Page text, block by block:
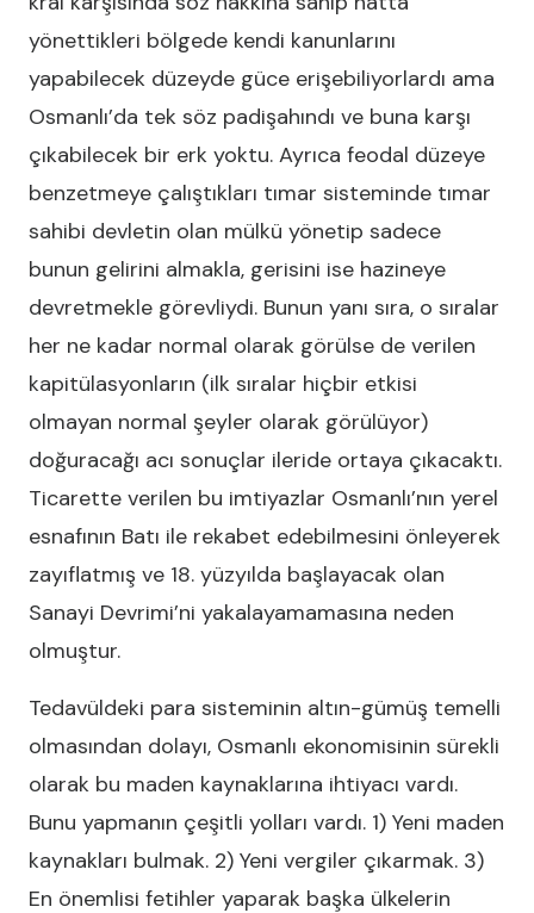
yönettikleri bölgede kendi kanunlarını
yapabilecek düzeyde güce erişebiliyorlardı ama
Osmanlı’da tek söz padişahındı ve buna karşı
çıkabilecek bir erk yoktu. Ayrıca feodal düzeye
benzetmeye çalıştıkları tımar sisteminde tımar
sahibi devletin olan mülkü yönetip sadece
bunun gelirini almakla, gerisini ise hazineye
devretmekle görevliydi. Bunun yanı sıra, o sıralar
her ne kadar normal olarak görülse de verilen
kapitülasyonların (ilk sıralar hiçbir etkisi
olmayan normal şeyler olarak görülüyor)
doğuracağı acı sonuçlar ileride ortaya çıkacaktı.
Ticarette verilen bu imtiyazlar Osmanlı’nın yerel
esnafının Batı ile rekabet edebilmesini önleyerek
zayıflatmış ve 18. yüzyılda başlayacak olan
Sanayi Devrimi’ni yakalayamamasına neden
olmuştur.
Tedavüldeki para sisteminin altın-gümüş temelli
olmasından dolayı, Osmanlı ekonomisinin sürekli
olarak bu maden kaynaklarına ihtiyacı vardı.
Bunu yapmanın çeşitli yolları vardı. 1) Yeni maden
kaynakları bulmak. 2) Yeni vergiler çıkarmak. 3)
En önemlisi fetihler yaparak başka ülkelerin